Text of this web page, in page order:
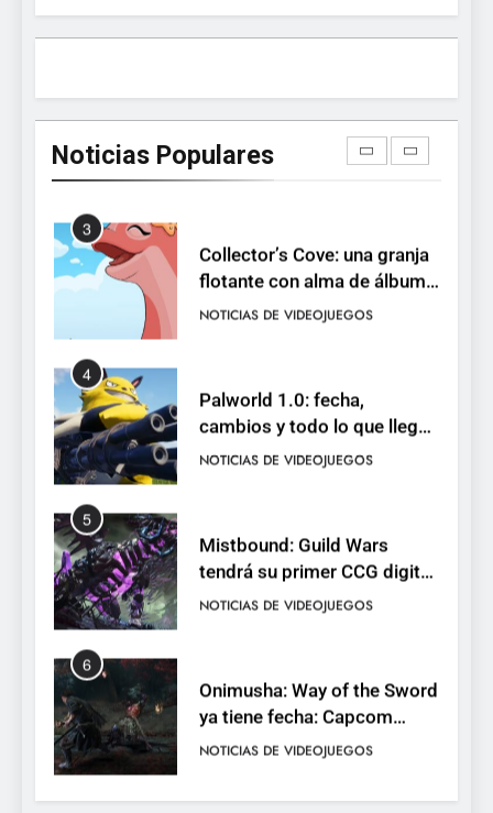
Noticias Populares
RO F2P-friendly de la saga
NOTICIAS DE VIDEOJUEGOS
Humble Choice de julio
Neon White en el mismo
pack
NOTICIAS DE VIDEOJUEGOS
3
Collector’s Cove: una granja
flotante con alma de álbum
NOTICIAS DE VIDEOJUEGOS
4
Palworld 1.0: fecha,
cambios y todo lo que llega
NOTICIAS DE VIDEOJUEGOS
5
Mistbound: Guild Wars
tendrá su primer CCG digital
NOTICIAS DE VIDEOJUEGOS
6
Onimusha: Way of the Sword
ya tiene fecha: Capcom
NOTICIAS DE VIDEOJUEGOS
7